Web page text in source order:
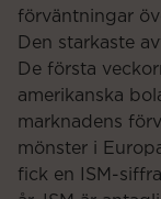
förväntningar
Den starkaste
De första
amerikanska
marknadens
mönster i
fick en ISM-